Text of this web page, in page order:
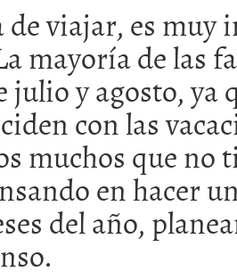
dólar 21/01/2026
está moviendo hoy el cambio euro-
del dólar fuerte: próximos
en foco principal para el par
dólar vive su mayor caída anual
debilidad en 2026 05/01/2026
de viajar, es muy
mayoría de las
julio y agosto, ya
con las
muchos que no
en hacer
del año,